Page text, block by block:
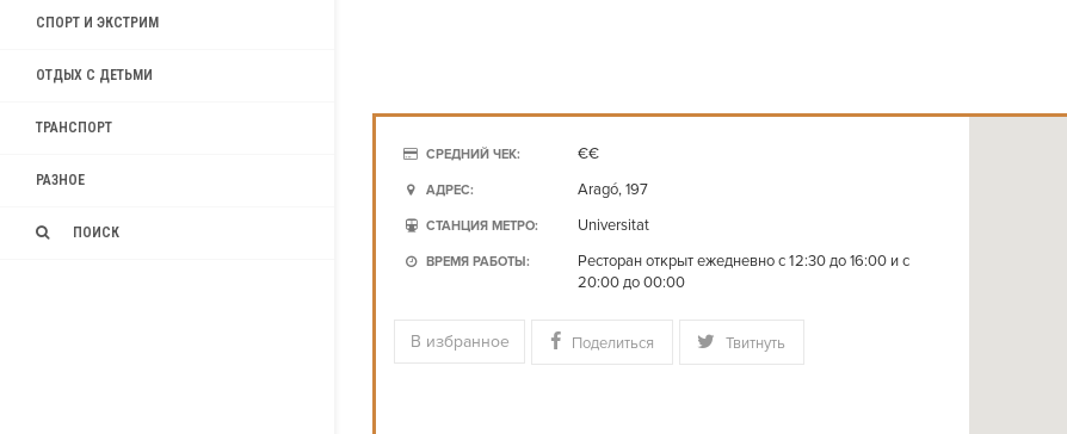
СПОРТ И ЭКСТРИМ
ОТДЫХ С ДЕТЬМИ
ТРАНСПОРТ
РАЗНОЕ
ПОИСК
СРЕДНИЙ ЧЕК: €€
АДРЕС: Aragó, 197
СТАНЦИЯ МЕТРО: Universitat
ВРЕМЯ РАБОТЫ:
Ресторан открыт ежедневно с 12:30 до 16:00 и с
20:00 до 00:00
В избранное Поделиться Твитнуть